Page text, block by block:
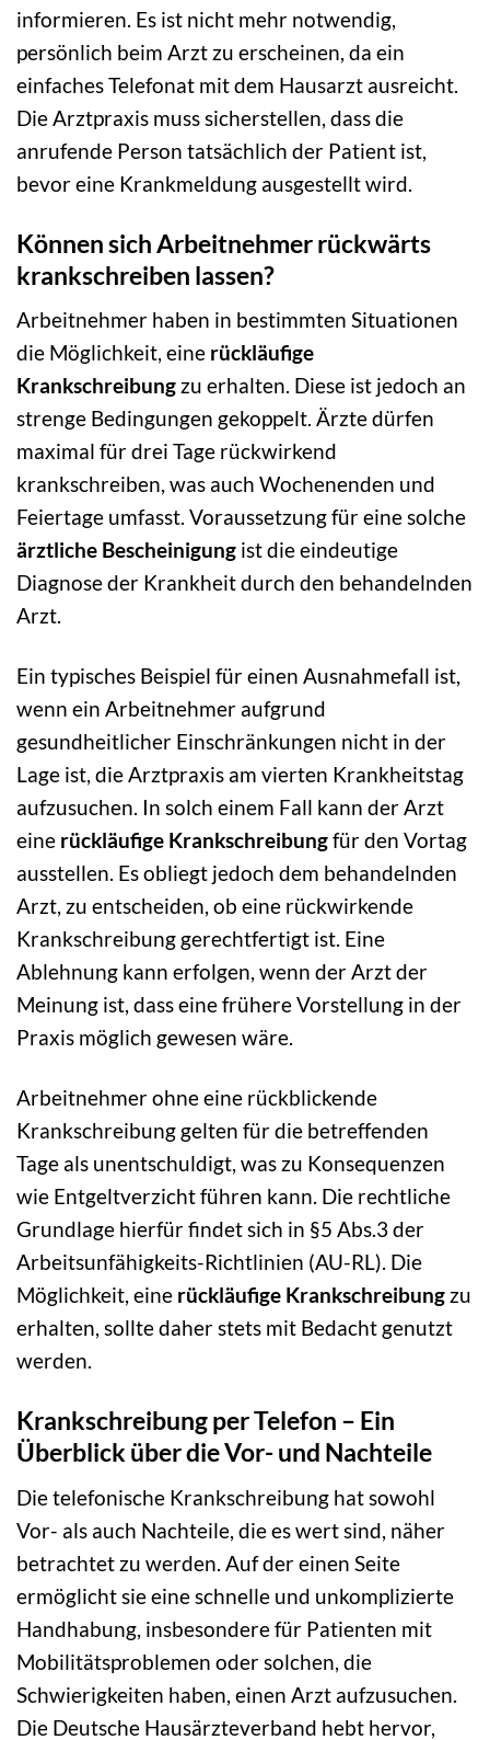
informieren. Es ist nicht mehr notwendig,
persönlich beim Arzt zu erscheinen, da ein
einfaches Telefonat mit dem Hausarzt ausreicht.
Die Arztpraxis muss sicherstellen, dass die
anrufende Person tatsächlich der Patient ist,
bevor eine Krankmeldung ausgestellt wird.
Können sich Arbeitnehmer rückwärts
krankschreiben lassen?
Arbeitnehmer haben in bestimmten Situationen
die Möglichkeit, eine rückläufige
Krankschreibung zu erhalten. Diese ist jedoch an
strenge Bedingungen gekoppelt. Ärzte dürfen
maximal für drei Tage rückwirkend
krankschreiben, was auch Wochenenden und
Feiertage umfasst. Voraussetzung für eine solche
ärztliche Bescheinigung ist die eindeutige
Diagnose der Krankheit durch den behandelnden
Arzt.
Ein typisches Beispiel für einen Ausnahmefall ist,
wenn ein Arbeitnehmer aufgrund
gesundheitlicher Einschränkungen nicht in der
Lage ist, die Arztpraxis am vierten Krankheitstag
aufzusuchen. In solch einem Fall kann der Arzt
eine rückläufige Krankschreibungfür den Vortag
ausstellen. Es obliegt jedoch dem behandelnden
Arzt, zu entscheiden, ob eine rückwirkende
Krankschreibung gerechtfertigt ist. Eine
Ablehnung kann erfolgen, wenn der Arzt der
Meinung ist, dass eine frühere Vorstellung in der
Praxis möglich gewesen wäre.
Arbeitnehmer ohne eine rückblickende
Krankschreibung gelten für die betreffenden
Tage als unentschuldigt, was zu Konsequenzen
wie Entgeltverzicht führen kann. Die rechtliche
Grundlage hierfür findet sich in §5 Abs.3 der
Arbeitsunfähigkeits-Richtlinien (AU-RL). Die
Möglichkeit, eine rückläufige Krankschreibung zu
erhalten, sollte daher stets mit Bedacht genutzt
werden.
Krankschreibung per Telefon – Ein
Überblick über die Vor- und Nachteile
Die telefonische Krankschreibung hat sowohl
Vor- als auch Nachteile, die es wert sind, näher
betrachtet zu werden. Auf der einen Seite
ermöglicht sie eine schnelle und unkomplizierte
Handhabung, insbesondere für Patienten mit
Mobilitätsproblemen oder solchen, die
Schwierigkeiten haben, einen Arzt aufzusuchen.
Die Deutsche Hausärzteverband hebt hervor,